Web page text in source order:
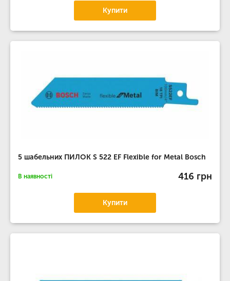
Купити
5 шабельних ПИЛОК S 522 EF Flexible for Metal Bosch
В наявності 416 грн
Купити